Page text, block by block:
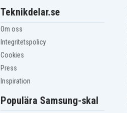
Teknikdelar.se
Om oss
Integritetspolicy
Cookies
Press
Inspiration
Populära Samsung-skal